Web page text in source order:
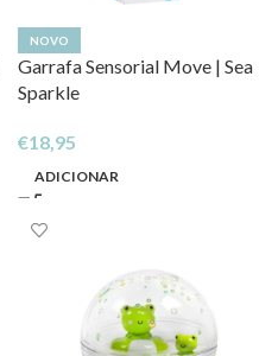
NOVO
Garrafa Sensorial Move | Sea
Sparkle
€18,95
ADICIONAR